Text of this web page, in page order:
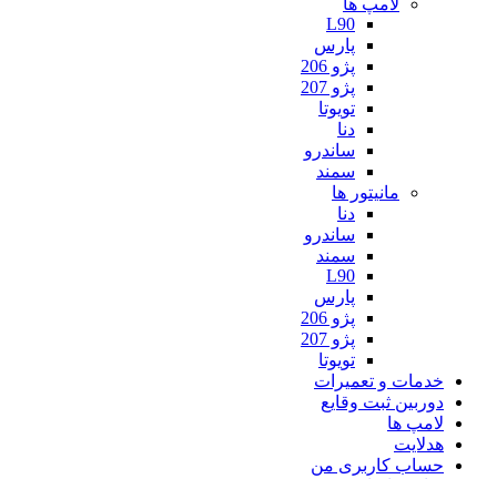
لامپ ها
L90
پارس
پژو 206
پژو 207
تویوتا
دنا
ساندرو
سمند
مانیتور ها
دنا
ساندرو
سمند
L90
پارس
پژو 206
پژو 207
تویوتا
خدمات و تعمیرات
دوربین ثبت وقایع
لامپ ها
هدلایت
حساب کاربری من